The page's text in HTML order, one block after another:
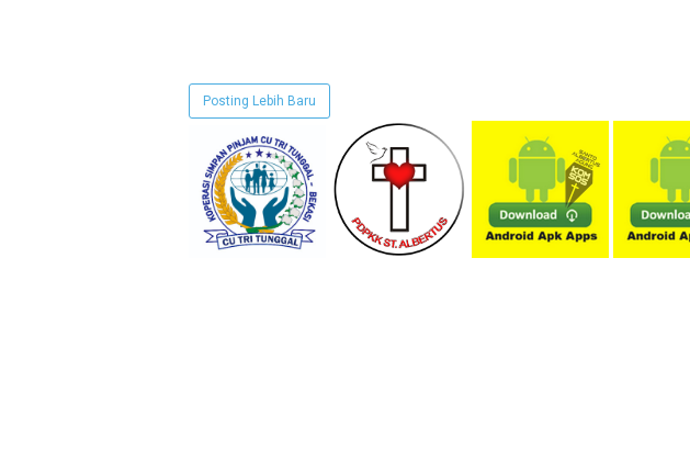
Posting Lebih Baru